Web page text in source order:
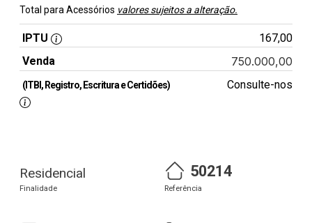
Total para Acessórios valores sujeitos a alteração.
IPTU
167,00
Venda
750.000,00
(ITBI, Registro, Escritura e Certidões) Consulte-nos
Residencial
Finalidade
50214
Referência